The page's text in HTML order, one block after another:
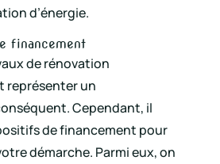
d’énergie.
financement
de rénovation
représenter un
Cependant, il
de financement pour
démarche. Parmi eux, on